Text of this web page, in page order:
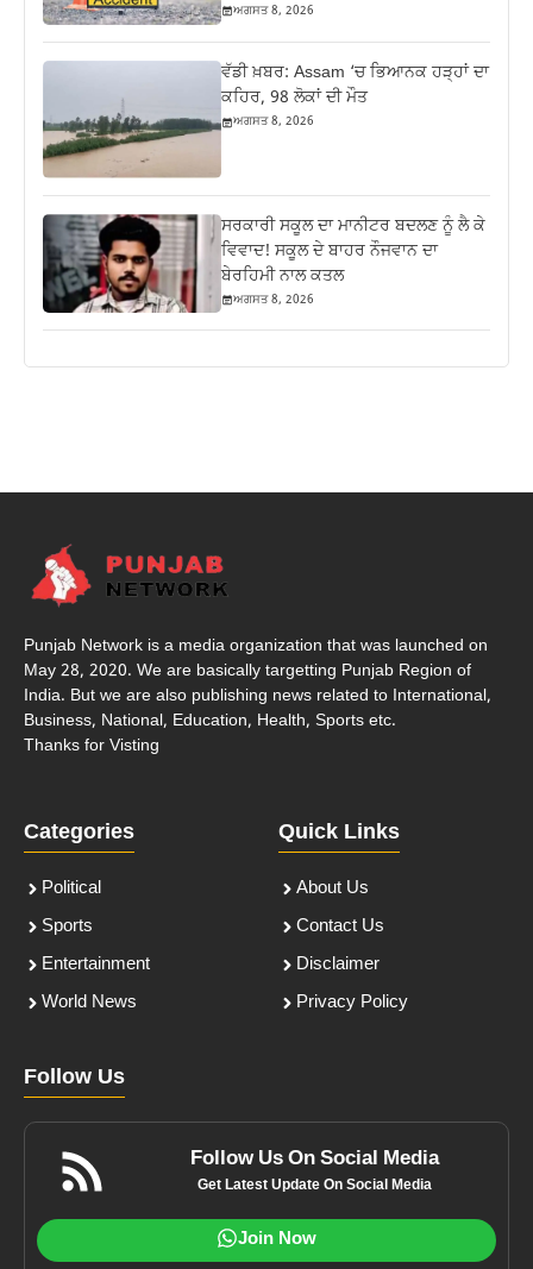
ਅਗਸਤ 8, 2026
ਵੱਡੀ ਖ਼ਬਰ: Assam ‘ਚ ਭਿਆਨਕ ਹੜ੍ਹਾਂ ਦਾ
ਕਹਿਰ, 98 ਲੋਕਾਂ ਦੀ ਮੌਤ
ਅਗਸਤ 8, 2026
ਸਰਕਾਰੀ ਸਕੂਲ ਦਾ ਮਾਨੀਟਰ ਬਦਲਣ ਨੂੰ ਲੈ ਕੇ
ਵਿਵਾਦ! ਸਕੂਲ ਦੇ ਬਾਹਰ ਨੌਜਵਾਨ ਦਾ
ਬੇਰਹਿਮੀ ਨਾਲ ਕਤਲ
ਅਗਸਤ 8, 2026
Punjab Network is a media organization that was launched on
May 28, 2020. We are basically targetting Punjab Region of
India. But we are also publishing news related to International,
Business, National, Education, Health, Sports etc.
Thanks for Visting
Categories
Political
Sports
Entertainment
World News
Quick Links
About Us
Contact Us
Disclaimer
Privacy Policy
Follow Us
Follow Us On Social Media
Get Latest Update On Social Media
Join Now